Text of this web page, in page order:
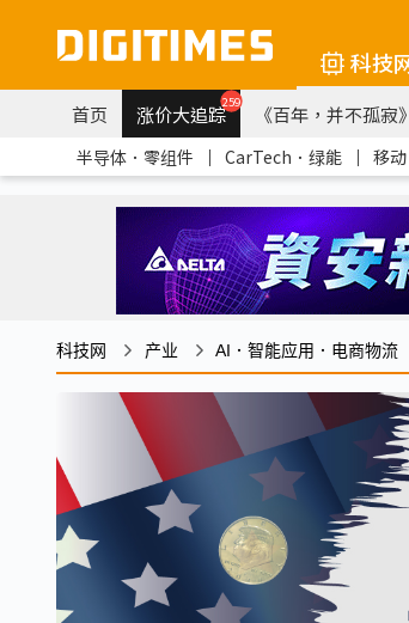
科技
首页 涨价大追踪259 《百年，并不孤寂
半导体．零组件 ｜ CarTech．绿能 ｜ 移
科技网 产业 AI．智能应用．电商物流